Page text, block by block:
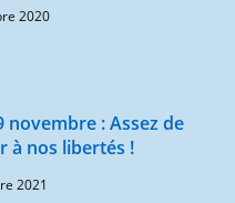
2020
: Assez de
à nos libertés !
2021